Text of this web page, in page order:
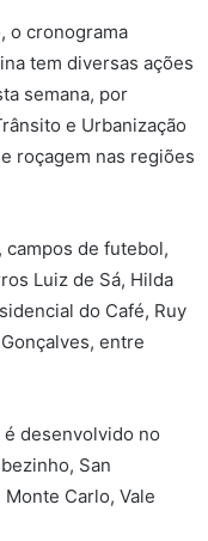
o cronograma
tem diversas ações
semana, por
e Urbanização
roçagem nas regiões
de futebol,
Luiz de Sá, Hilda
do Café, Ruy
entre
desenvolvido no
San
Carlo, Vale